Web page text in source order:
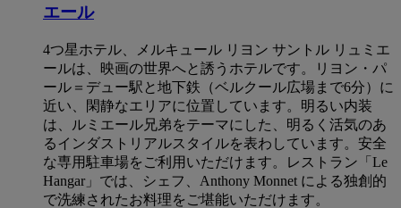
エール
4つ星ホテル、メルキュール リヨン サントル リュミエ
ールは、映画の世界へと誘うホテルです。リヨン・パ
ール＝デュー駅と地下鉄（ベルクール広場まで6分）に
近い、閑静なエリアに位置しています。明るい内装
は、ルミエール兄弟をテーマにした、明るく活気のあ
るインダストリアルスタイルを表わしています。安全
な専用駐車場をご利用いただけます。レストラン「Le
Hangar」では、シェフ、Anthony Monnet による独創的
で洗練されたお料理をご堪能いただけます。